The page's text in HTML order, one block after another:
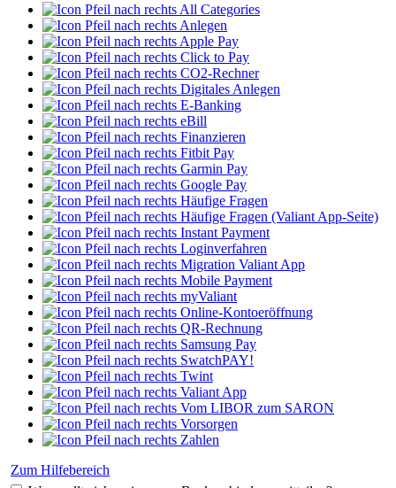
All Categories
Anlegen
Apple Pay
Click to Pay
CO2-Rechner
Digitales Anlegen
E-Banking
eBill
Finanzieren
Fitbit Pay
Garmin Pay
Google Pay
Häufige Fragen
Häufige Fragen (Valiant App-Seite)
Instant Payment
Loginverfahren
Migration Valiant App
Mobile Payment
myValiant
Online-Kontoeröffnung
QR-Rechnung
Samsung Pay
SwatchPAY!
Twint
Valiant App
Vom LIBOR zum SARON
Vorsorgen
Zahlen
Zum Hilfebereich